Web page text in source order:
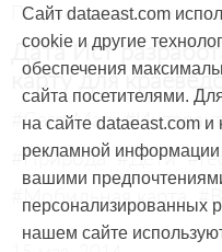
Продукты и услуги
Дата Ист
карту для
#CarryMap
#Природа #Дети
#Мобильная карта
Сайт dataeast.com
cookie и другие
обеспечения
сайта посетителями.
на сайте dataeast.com и
рекламной информации
вашими
персонализированных
нашем сайте